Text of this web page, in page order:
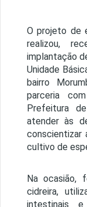
O projeto de
realizou,
implantação
Unidade
bairro
parceria
Prefeitura
atender às
conscientizar
cultivo de
Na ocasião,
cidreira,
intestinais